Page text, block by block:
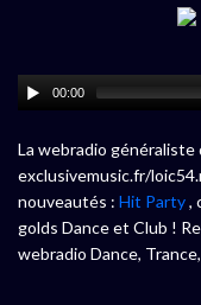
00:00
La webradio généraliste
exclusivemusic.fr/
nouveautés : Hit Party,
golds Dance et Club !
webradio Dance,